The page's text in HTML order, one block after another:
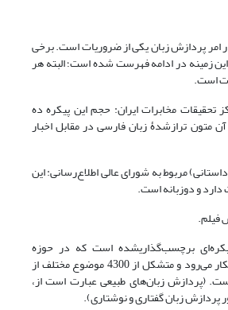
امر پردازش زبان یکی از ضروریات است. برخی
زمینه در ادامه فهرست شده است؛ البته هر
است.
تحقیقات مخابرات ایران: حجم این پیکره ده
متون ترازشدۀ زبان فارسی در مقابل اخبار
مربوط به شورای عالی اطلاع‌رسانی: این
دارد و دوزبانه است.
4. پیکرۀ بیجن‌خان: پیکره‌ای برچسب‌گذاری‎شده است که در حوزه
پردازش زبان طبیعی به‎کار می‌رود و متشکل از 4300 موضوع مختلف از
(پردازش زبان‌های طبیعی عبارت است از،